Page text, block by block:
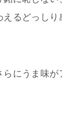
えるどっし
にうま味が